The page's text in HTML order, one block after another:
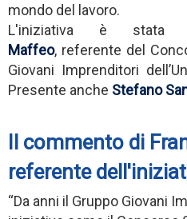
mondo del lavoro.
L'iniziativa è stata
Maffeo, referente del
Giovani Imprenditori
Presente anche Stefano
Il commento di
referente
“Da anni il Gruppo Giovani